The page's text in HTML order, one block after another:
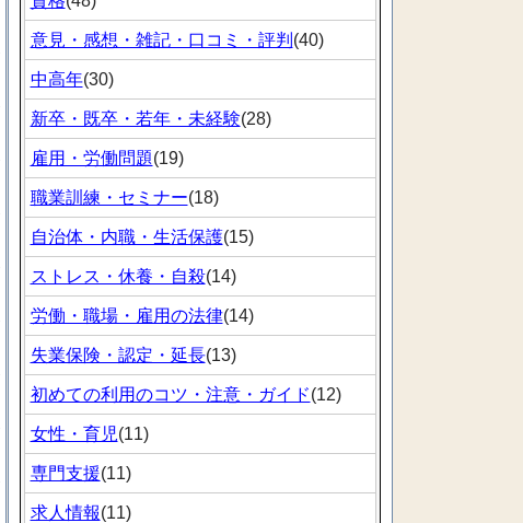
意見・感想・雑記・口コミ・評判 (40)
中高年(30)
新卒・既卒・若年・未経験(28)
雇用・労働問題(19)
職業訓練・セミナー(18)
自治体・内職・生活保護(15)
ストレス・休養・自殺(14)
労働・職場・雇用の法律(14)
失業保険・認定・延長(13)
初めての利用のコツ・注意・ガイド(12)
女性・育児(11)
専門支援(11)
求人情報(11)